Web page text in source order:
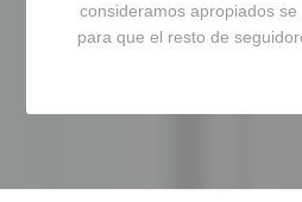
consideramos apropiados
para que el resto de